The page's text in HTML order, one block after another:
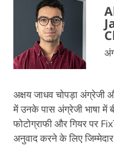
अक्षय जाधव चोपड़ा अंग्रेजी
में उनके पास अंग्रेजी भाषा में
फोटोग्राफी और गियर पर
अनुवाद करने के लिए